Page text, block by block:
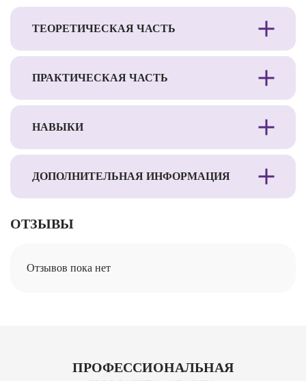
ТЕОРЕТИЧЕСКАЯ ЧАСТЬ
ПРАКТИЧЕСКАЯ ЧАСТЬ
НАВЫКИ
ДОПОЛНИТЕЛЬНАЯ ИНФОРМАЦИЯ
ОТЗЫВЫ
Отзывов пока нет
ПРОФЕССИОНАЛЬНАЯ